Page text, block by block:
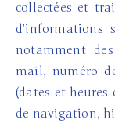
collectées et
d’informations
notamment
mail, numéro
(dates et heures
de navigation,